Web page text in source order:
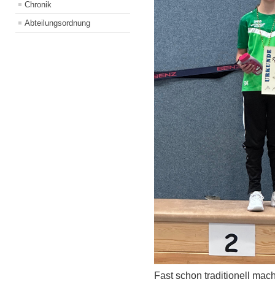
Chronik
Abteilungsordnung
Fast schon traditionell